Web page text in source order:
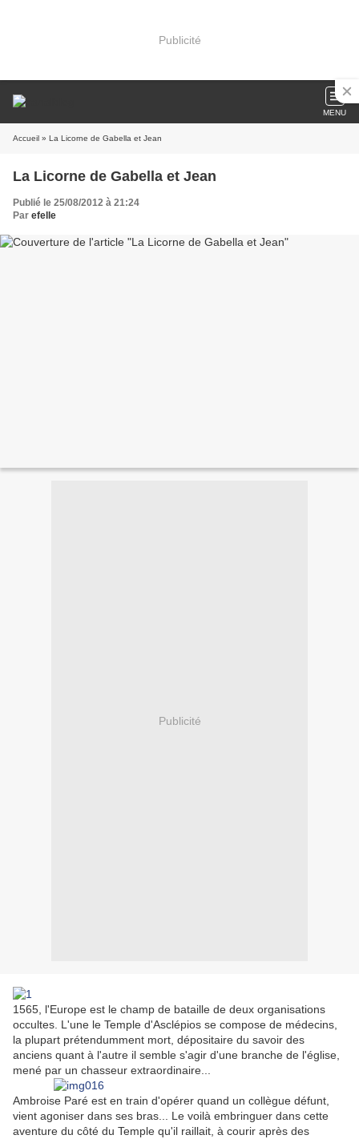
Publicité
MENU
Accueil » La Licorne de Gabella et Jean
La Licorne de Gabella et Jean
Publié le 25/08/2012 à 21:24
Par efelle
Publicité
1565, l'Europe est le champ de bataille de deux organisations
occultes. L'une le Temple d'Asclépios se compose de médecins,
la plupart prétendumment mort, dépositaire du savoir des
anciens quant à l'autre il semble s'agir d'une branche de l'église,
mené par un chasseur extraordinaire...
Ambroise Paré est en train d'opérer quand un collègue défunt,
vient agoniser dans ses bras... Le voilà embringuer dans cette
aventure du côté du Temple qu'il raillait, à courir après des